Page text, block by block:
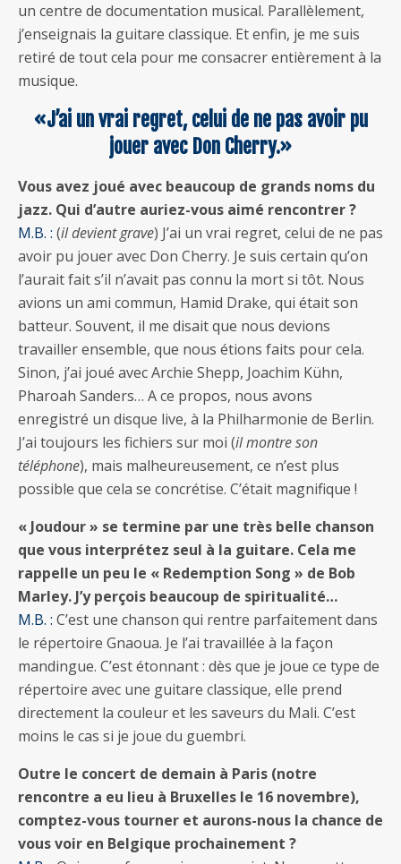
un centre de documentation musical. Parallèlement,
j’enseignais la guitare classique. Et enfin, je me suis
retiré de tout cela pour me consacrer entièrement à la
musique.
«J’ai un vrai regret, celui de ne pas avoir pu
jouer avec Don Cherry.»
Vous avez joué avec beaucoup de grands noms du
jazz. Qui d’autre auriez-vous aimé rencontrer ?
M.B. : (il devient grave) J’ai un vrai regret, celui de ne pas
avoir pu jouer avec Don Cherry. Je suis certain qu’on
l’aurait fait s’il n’avait pas connu la mort si tôt. Nous
avions un ami commun, Hamid Drake, qui était son
batteur. Souvent, il me disait que nous devions
travailler ensemble, que nous étions faits pour cela.
Sinon, j’ai joué avec Archie Shepp, Joachim Kühn,
Pharoah Sanders… A ce propos, nous avons
enregistré un disque live, à la Philharmonie de Berlin.
J’ai toujours les fichiers sur moi (il montre son
téléphone), mais malheureusement, ce n’est plus
possible que cela se concrétise. C’était magnifique !
« Joudour » se termine par une très belle chanson
que vous interprétez seul à la guitare. Cela me
rappelle un peu le « Redemption Song » de Bob
Marley. J’y perçois beaucoup de spiritualité…
M.B. : C’est une chanson qui rentre parfaitement dans
le répertoire Gnaoua. Je l’ai travaillée à la façon
mandingue. C’est étonnant : dès que je joue ce type de
répertoire avec une guitare classique, elle prend
directement la couleur et les saveurs du Mali. C’est
moins le cas si je joue du guembri.
Outre le concert de demain à Paris (notre
rencontre a eu lieu à Bruxelles le 16 novembre),
comptez-vous tourner et aurons-nous la chance de
vous voir en Belgique prochainement ?